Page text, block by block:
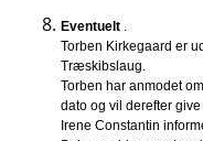
Eventuelt .
Torben Kirkegaard er
Træskibslaug.
Torben har anmodet
dato og vil derefter
Irene Constantin